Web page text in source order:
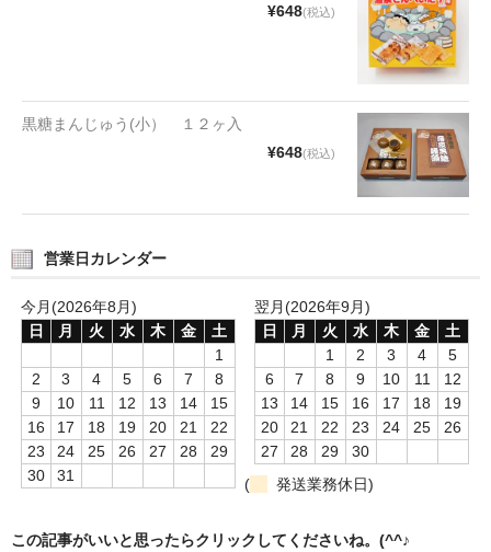
日用品・雑貨
タオルほか
筆記具
民芸品
会社理念
沿革
お問合せ
¥648(税込)
黒糖まんじゅう(小） １２ヶ入
¥648(税込)
営業日カレンダー
今月(2026年8月)
日
月 火 水 木 金
土
1
2
3 4 5 6 7
8
9
10 11 12 13 14
15
16
17 18 19 20 21
22
23
24 25 26 27 28
29
30
31
翌月(2026年9月)
日
月 火 水 木 金
土
1
2 3 4
5
6
7 8 9 10 11
12
13
14 15 16 17 18
19
20
21 22 23 24 25
26
27
28 29
30
(
発送業務休日)
この記事がいいと思ったらクリックしてくださいね。(^^♪